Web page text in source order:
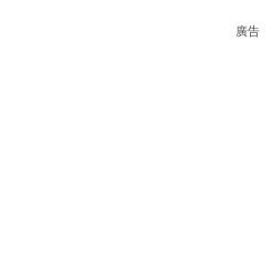
廣告